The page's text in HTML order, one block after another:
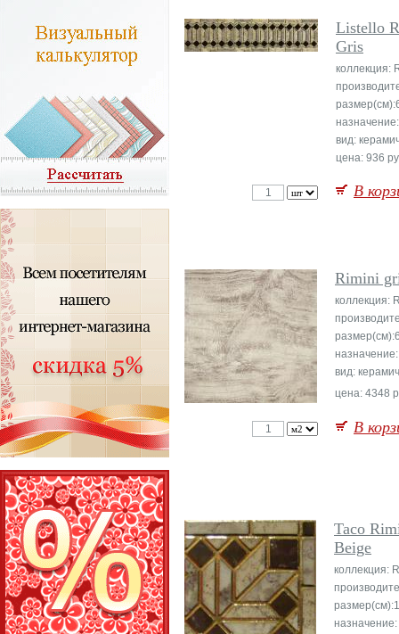
Listello
Gris
коллекция:
вид:
цена: 936
В
Rimini
коллекция:
вид:
цена: 4348
В
Taco
Beige
коллекция: